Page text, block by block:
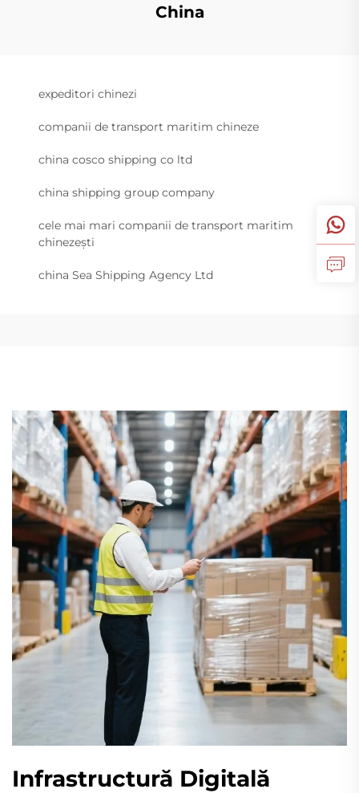
China
expeditori chinezi
companii de transport maritim chineze
china cosco shipping co ltd
china shipping group company
cele mai mari companii de transport maritim
chinezești
china Sea Shipping Agency Ltd
Infrastructură Digitală